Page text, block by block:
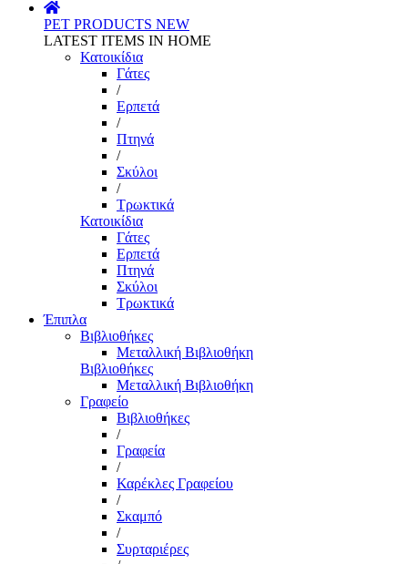
PET PRODUCTS NEW
LATEST ITEMS IN HOME
Κατοικίδια
Γάτες
/
Ερπετά
/
Πτηνά
/
Σκύλοι
/
Τρωκτικά
Κατοικίδια
Γάτες
Ερπετά
Πτηνά
Σκύλοι
Τρωκτικά
Έπιπλα
Βιβλιοθήκες
Μεταλλική Βιβλιοθήκη
Βιβλιοθήκες
Μεταλλική Βιβλιοθήκη
Γραφείο
Βιβλιοθήκες
/
Γραφεία
/
Καρέκλες Γραφείου
/
Σκαμπό
/
Συρταριέρες